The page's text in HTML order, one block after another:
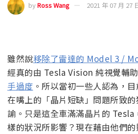
byRoss Wang 2021 年 07 月 27
雖然說移除了雷達的 Model 3 /
經真的由 Tesla Vision 純視覺輔
手過度 。所以當初一些人認為，
在嘴上的「晶片短缺」問題所致
諭。只是這全車滿滿晶片的 Tesla
樣的狀況所影響？現在藉由他們